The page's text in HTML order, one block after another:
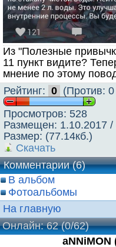
Из "Полезные
11 пункт видите?
мнение по этому
Рейтинг: 0 (Против:
Просмотров: 528
Размещен: 1.10.2017 /
Размер: (77.14кб.)
Скачать
Комментарии (6)
В альбом
Фотоальбомы
На главную
Онлайн: 62(0/62)
aNNiMON